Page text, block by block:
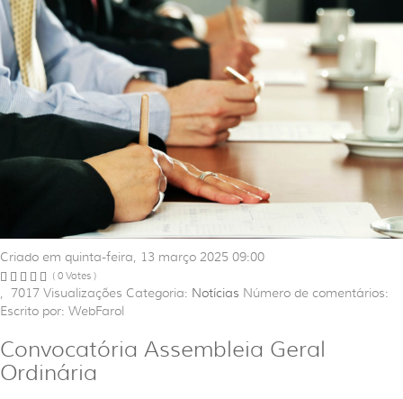
Criado em quinta-feira, 13 março 2025 09:00
( 0 Votes )
, 7017 Visualizações Categoria: Notícias Número de comentários:
Escrito por: WebFarol
Convocatória Assembleia Geral
Ordinária